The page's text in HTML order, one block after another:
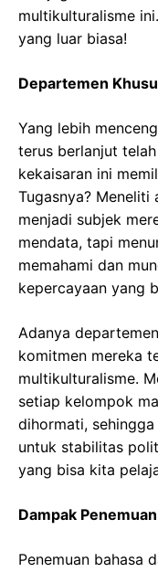
multikulturalisme
yang luar biasa!
Departemen
Yang lebih
terus berlanjut
kekaisaran ini
Tugasnya?
menjadi subjek
mendata, tapi
memahami dan
kepercayaan yang
Adanya
komitmen mereka
multikulturalisme.
setiap kelompok
dihormati,
untuk stabilitas
yang bisa kita
Dampak
Penemuan bahasa